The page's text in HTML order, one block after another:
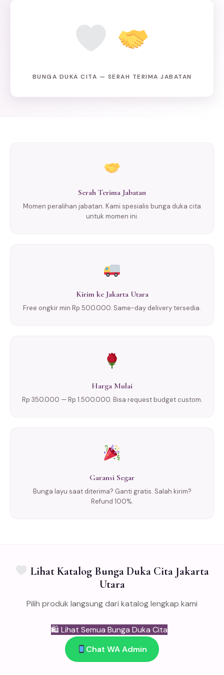
BUNGA DUKA CITA — SERAH TERIMA JABATAN
Serah Terima Jabatan
Momen peralihan jabatan. Kami spesialis bunga duka cita
untuk momen ini.
Kirim ke Jakarta Utara
Free ongkir min Rp 500.000. Same-day delivery tersedia.
Harga Mulai
Rp 350.000 — Rp 1.500.000. Bisa request budget custom.
Garansi Segar
Bunga layu saat diterima? Ganti gratis. Salah kirim?
Refund 100%.
Lihat Katalog Bunga Duka Cita Jakarta
Utara
Pilih produk langsung dari katalog lengkap kami
🛍 Lihat Semua Bunga Duka Cita
Chat WA Admin